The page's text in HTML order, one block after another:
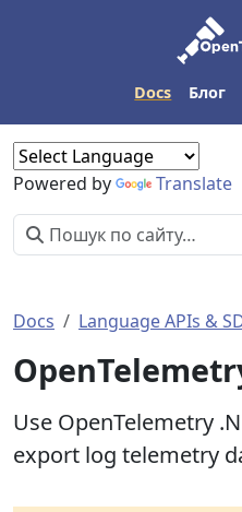
Docs Блог
Powered by Translate
Docs Language APIs &
Use OpenTelemetry
export log telemetry